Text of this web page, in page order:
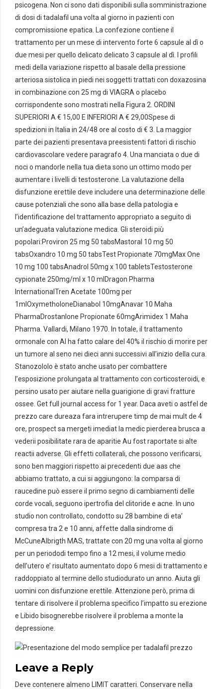
psicogena. Non ci sono dati disponibili sulla somministrazione
di dosi di tadalafil una volta al giorno in pazienti con
compromissione epatica. La confezione contiene il
trattamento per un mese di intervento forte 6 capsule al dì o
due mesi per quello delicato delicato 3 capsule al dì. I profili
medi della variazione rispetto al basale della pressione
arteriosa sistolica in piedi nei soggetti trattati con doxazosina
in combinazione con 25 mg di VIAGRA o placebo
corrispondente sono mostrati nella Figura 2. ORDINI
SUPERIORI A € 15,00 E INFERIORI A € 29,00Spese di
spedizioni in Italia in 24/48 ore al costo di € 3. La maggior
parte dei pazienti presentava preesistenti fattori di rischio
cardiovascolare vedere paragrafo 4. Una manciata o due di
noci o mandorle nella tua dieta sono un ottimo modo per
aumentare i livelli di testosterone. La valutazione della
disfunzione erettile deve includere una determinazione delle
cause potenziali che sono alla base della patologia e
l’identificazione del trattamento appropriato a seguito di
un’adeguata valutazione medica. Gli steroidi più
popolari:Proviron 25 mg 50 tabsMastoral 10 mg 50
tabsOxandro 10 mg 50 tabsTest Propionate 70mgMax One
10 mg 100 tabsAnadrol 50mg x 100 tabletsTestosterone
cypionate 250mg/ml x 10 mlDragon Pharma
InternationalTren Acetate 100mg per
1mlOxymetholoneDianabol 10mgAnavar 10 Maha
PharmaDrostanlone Propionate 60mgArimidex 1 Maha
Pharma. Vallardi, Milano 1970. In totale, il trattamento
ormonale con AI ha fatto calare del 40% il rischio di morire per
un tumore al seno nei dieci anni successivi all’inizio della cura.
Stanozololo è stato anche usato per combattere
l’esposizione prolungata al trattamento con corticosteroidi, e
persino usato per aiutare nella guarigione di gravi fratture
ossee. Get full journal access for 1 year. Daca aveti o astfel de
prezzo care dureaza fara intrerupere timp de mai mult de 4
ore, prospect sa mergeti imediat la medic pierderea brusca a
vederii posibilitate rara de aparitie Au fost raportate si alte
reactii adverse. Gli effetti collaterali, che possono verificarsi,
sono ben maggiori rispetto ai precedenti due aas che
abbiamo trattato, a cui si aggiungono: la comparsa di
raucedine può essere il primo segno di cambiamenti delle
corde vocali, seguono ipertrofia del clitoride e acne. In uno
studio non controllato, condotto su 28 bambine di eta’
compresa tra 2 e 10 anni, affette dalla sindrome di
McCuneAlbrigth MAS, trattate con 20 mg una volta al giorno
per un periododi tempo fino a 12 mesi, il volume medio
dell’utero e’ risultato aumentato dopo 6 mesi di trattamento e
raddoppiato al termine dello studiodurato un anno. Aiuta gli
uomini con disfunzione erettile. Attenzione però, prima di
tentare di risolvere il problema specifico l’impatto su erezione
e Libido bisognerebbe risolvere il problema a monte la
depressione.
Leave a Reply
Deve contenere almeno LIMIT caratteri. Conservare nella